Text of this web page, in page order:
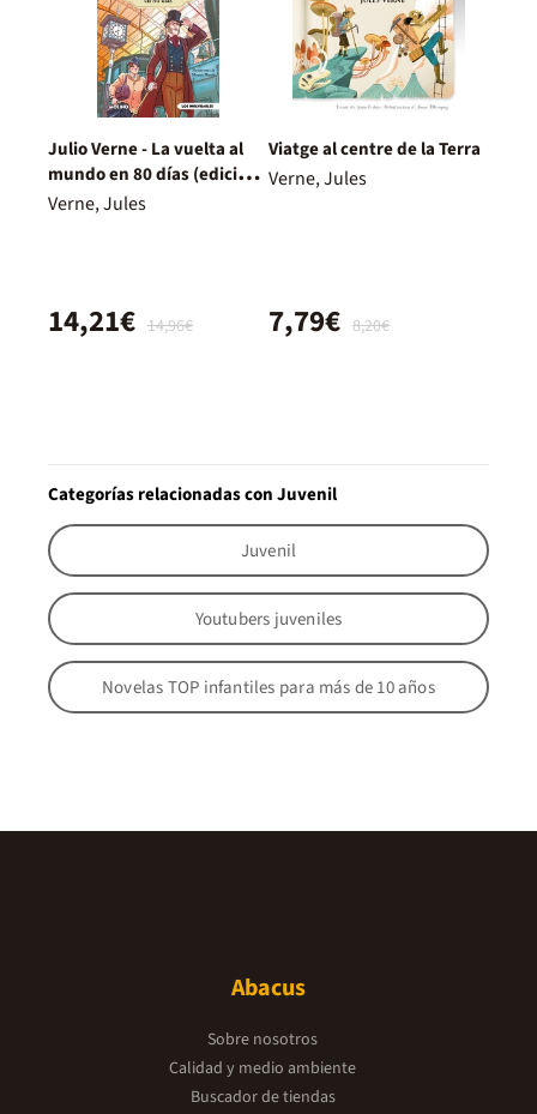
Julio Verne - La vuelta al
mundo en 80 días (edición
actualizada, ilustrada y
Verne, Jules
14,96€
14,21€
Viatge al centre de la Terra
Verne, Jules
8,20€
7,79€
Categorías relacionadas con Juvenil
Juvenil
Youtubers juveniles
Novelas TOP infantiles para más de 10 años
Abacus
Sobre nosotros
Calidad y medio ambiente
Buscador de tiendas